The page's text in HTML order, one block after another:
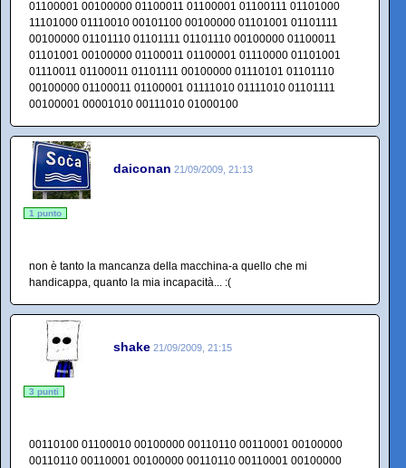
01100001 00100000 01100011 01100001 01100111 01101000
11101000 01110010 00101100 00100000 01101001 01101111
00100000 01101110 01101111 01101110 00100000 01100011
01101001 00100000 01100011 01100001 01110000 01101001
01110011 01100011 01101111 00100000 01110101 01101110
00100000 01100011 01100001 01111010 01111010 01101111
00100001 00001010 00111010 01000100
daiconan 21/09/2009, 21:13
1 punto
non è tanto la mancanza della macchina-a quello che mi
handicappa, quanto la mia incapacità... :(
shake 21/09/2009, 21:15
3 punti
00110100 01100010 00100000 00110110 00110001 00100000
00110110 00110001 00100000 00110110 00110001 00100000